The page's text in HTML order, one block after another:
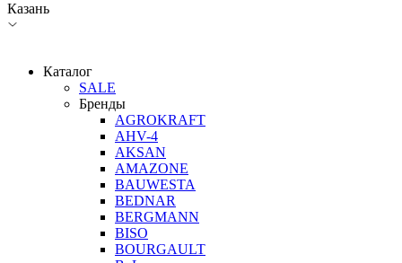
Казань
Каталог
SALE
Бренды
AGROKRAFT
AHV-4
AKSAN
AMAZONE
BAUWESTA
BEDNAR
BERGMANN
BISO
BOURGAULT